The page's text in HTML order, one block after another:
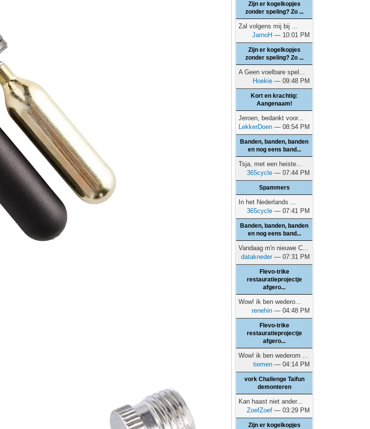
Zijn er kogelkopjes
zonder speling? Zo ...
Zal volgens mij bij ...
JarnoH — 10:01 PM
Zijn er kogelkopjes
zonder speling? Zo ...
A Geen voelbare spel...
Hoekie — 09:48 PM
Kort en krachtig:
Aangenaam!
Jeroen, bedankt voor...
LekkerDoen — 08:54 PM
Banden, banden, banden
en nog eens band...
Tsja, met een heiste...
365cycle — 07:44 PM
Spammers
In het Nederlands ...
365cycle — 07:41 PM
Banden, banden, banden
en nog eens band...
Vandaag m'n nieuwe C...
datakneder— 07:31 PM
Flevo-trike
restauratieprojectje
afgero...
Wow! ik ben wedero...
renehin — 04:48 PM
Flevo-trike
restauratieprojectje
afgero...
Wow! ik ben wederom ...
tiemen — 04:14 PM
vork Challenge Taifun
demonteren
Kan haast niet ander...
ZoefZoef — 03:29 PM
Zijn er kogelkopjes